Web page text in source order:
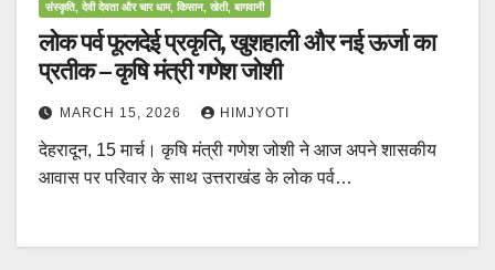
संस्कृति, देवी देवता और चार धाम, किसान, खेती, बागवानी
लोक पर्व फूलदेई प्रकृति, खुशहाली और नई ऊर्जा का
प्रतीक – कृषि मंत्री गणेश जोशी
MARCH 15, 2026 HIMJYOTI
देहरादून, 15 मार्च। कृषि मंत्री गणेश जोशी ने आज अपने शासकीय
आवास पर परिवार के साथ उत्तराखंड के लोक पर्व…